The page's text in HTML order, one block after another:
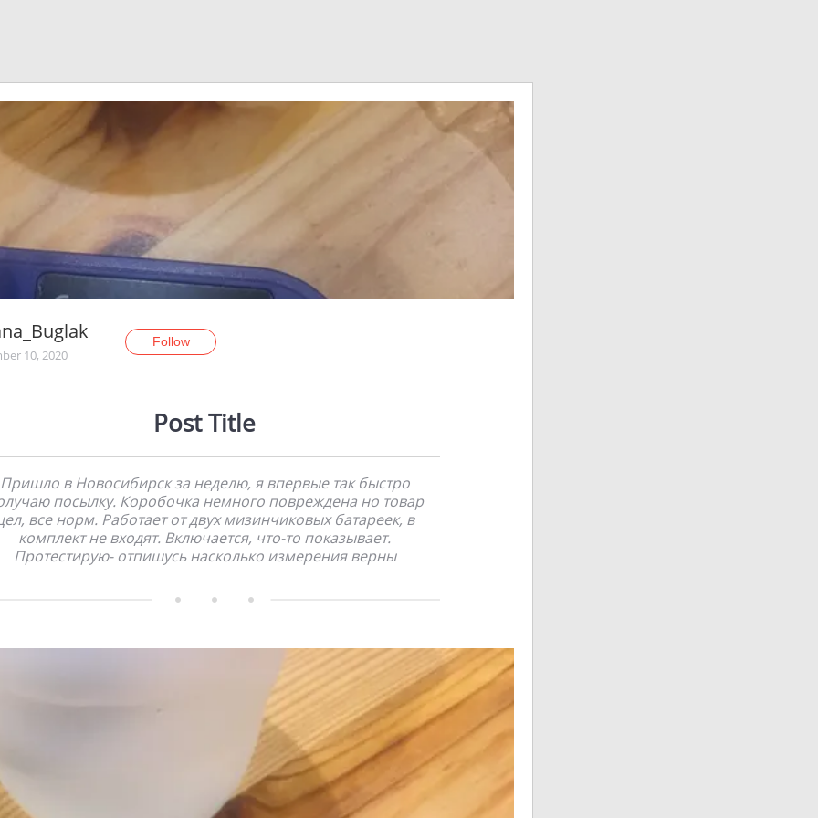
10, 2020
Follow
Post Title
Пришло в Новосибирск за неделю, я впервые так быстро
посылку. Коробочка немного повреждена но товар
все норм. Работает от двух мизинчиковых батареек, в
комплект не входят. Включается, что-то показывает.
Протестирую- отпишусь насколько измерения верны